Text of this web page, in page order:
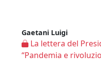
Gaetani Luigi
La lettera del
“Pandemia e